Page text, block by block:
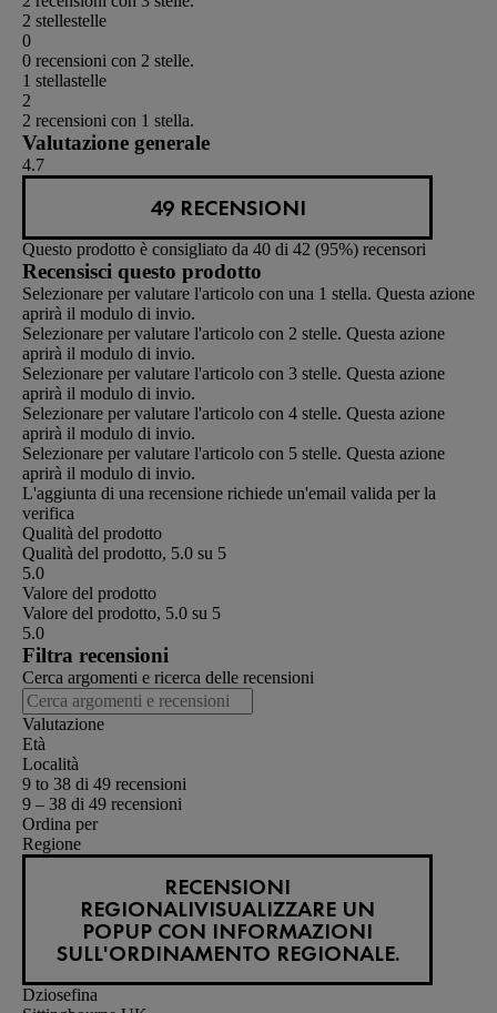
2 stellestelle
0
0 recensioni con 2 stelle.
1 stellastelle
2
2 recensioni con 1 stella.
Valutazione generale
4.7
49 RECENSIONI
Questo prodotto è consigliato da 40 di 42 (95%) recensori
Recensisci questo prodotto
Selezionare per valutare l'articolo con una 1 stella. Questa azione
aprirà il modulo di invio.
Selezionare per valutare l'articolo con 2 stelle. Questa azione
aprirà il modulo di invio.
Selezionare per valutare l'articolo con 3 stelle. Questa azione
aprirà il modulo di invio.
Selezionare per valutare l'articolo con 4 stelle. Questa azione
aprirà il modulo di invio.
Selezionare per valutare l'articolo con 5 stelle. Questa azione
aprirà il modulo di invio.
L'aggiunta di una recensione richiede un'email valida per la
verifica
Qualità del prodotto
Qualità del prodotto, 5.0 su 5
5.0
Valore del prodotto
Valore del prodotto, 5.0 su 5
5.0
Filtra recensioni
Cerca argomenti e ricerca delle recensioni
Valutazione
Età
Località
9 to 38 di 49 recensioni
9 – 38 di 49 recensioni
Ordina per
Regione
RECENSIONI
REGIONALIVISUALIZZARE UN
POPUP CON INFORMAZIONI
SULL'ORDINAMENTO REGIONALE.
Dziosefina